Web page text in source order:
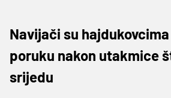
Navijači su
poruku nakon utakmice
srijedu